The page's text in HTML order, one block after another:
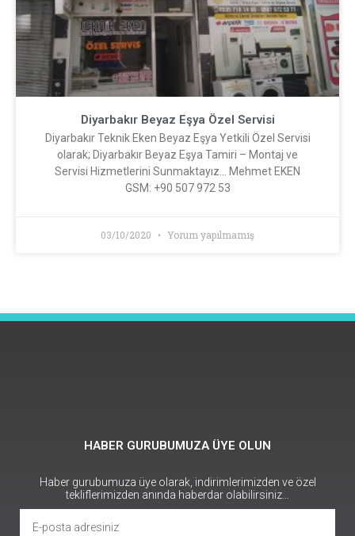
Diyarbakır Beyaz Eşya Özel Servisi
Diyarbakır Teknik Eken Beyaz Eşya Yetkili Özel Servisi
olarak; Diyarbakır Beyaz Eşya Tamiri – Montaj ve
Servisi Hizmetlerini Sunmaktayız… Mehmet EKEN
GSM: +90 507 972 53
03/10/2020 Yorum yapılmamış
HABER GURUBUMUZA ÜYE OLUN
Haber gurubumuza üye olarak, indirimlerimizden ve özel
tekliflerimizden anında haberdar olabilirsiniz…